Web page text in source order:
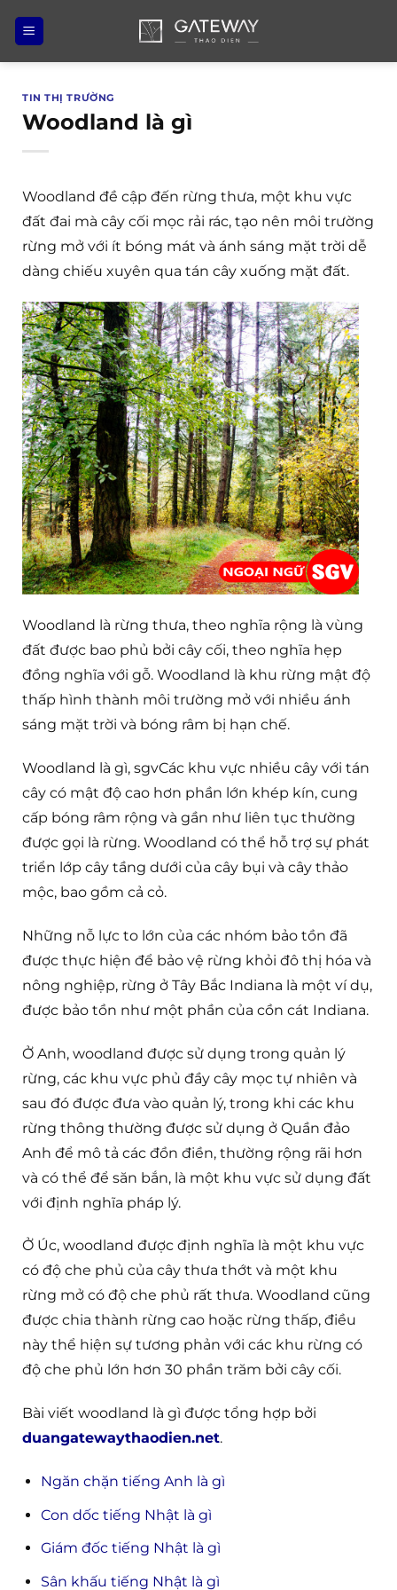
qua
nội
TIN THỊ TRƯỜNG
Woodland là gì
Woodland đề cập đến rừng thưa, một khu vực
đất đai mà cây cối mọc rải rác, tạo nên môi trường
rừng mở với ít bóng mát và ánh sáng mặt trời dễ
dàng chiếu xuyên qua tán cây xuống mặt đất.
Woodland là rừng thưa, theo nghĩa rộng là vùng
đất được bao phủ bởi cây cối, theo nghĩa hẹp
đồng nghĩa với gỗ. Woodland là khu rừng mật độ
thấp hình thành môi trường mở với nhiều ánh
sáng mặt trời và bóng râm bị hạn chế.
Woodland là gì, sgvCác khu vực nhiều cây với tán
cây có mật độ cao hơn phần lớn khép kín, cung
cấp bóng râm rộng và gần như liên tục thường
được gọi là rừng. Woodland có thể hỗ trợ sự phát
triển lớp cây tầng dưới của cây bụi và cây thảo
mộc, bao gồm cả cỏ.
Những nỗ lực to lớn của các nhóm bảo tồn đã
được thực hiện để bảo vệ rừng khỏi đô thị hóa và
nông nghiệp, rừng ở Tây Bắc Indiana là một ví dụ,
được bảo tồn như một phần của cồn cát Indiana.
Ở Anh, woodland được sử dụng trong quản lý
rừng, các khu vực phủ đầy cây mọc tự nhiên và
sau đó được đưa vào quản lý, trong khi các khu
rừng thông thường được sử dụng ở Quần đảo
Anh để mô tả các đồn điền, thường rộng rãi hơn
và có thể để săn bắn, là một khu vực sử dụng đất
với định nghĩa pháp lý.
Ở Úc, woodland được định nghĩa là một khu vực
có độ che phủ của cây thưa thớt và một khu
rừng mở có độ che phủ rất thưa. Woodland cũng
được chia thành rừng cao hoặc rừng thấp, điều
này thể hiện sự tương phản với các khu rừng có
độ che phủ lớn hơn 30 phần trăm bởi cây cối.
Bài viết woodland là gì được tổng hợp bởi
duangatewaythaodien.net.
Ngăn chặn tiếng Anh là gì
Con dốc tiếng Nhật là gì
Giám đốc tiếng Nhật là gì
Sân khấu tiếng Nhật là gì